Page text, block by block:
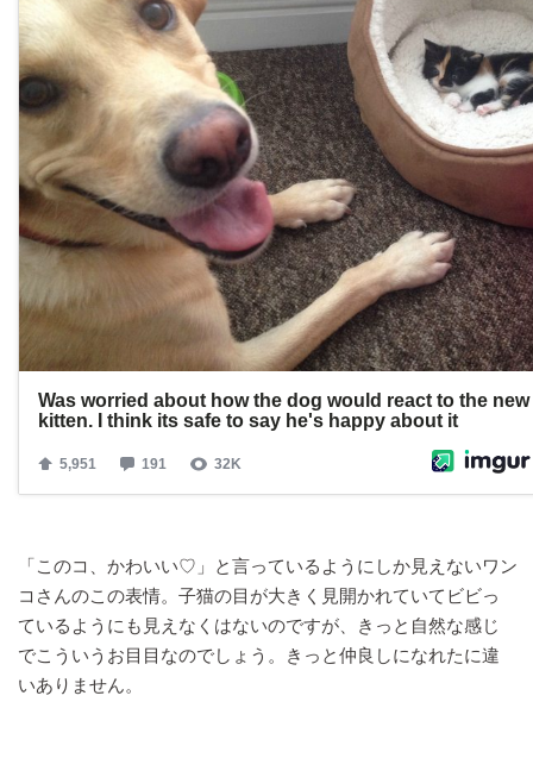
「このコ、かわいい♡」と言っているようにしか見えないワン
コさんのこの表情。子猫の目が大きく見開かれていてビビっ
ているようにも見えなくはないのですが、きっと自然な感じ
でこういうお目目なのでしょう。きっと仲良しになれたに違
いありません。